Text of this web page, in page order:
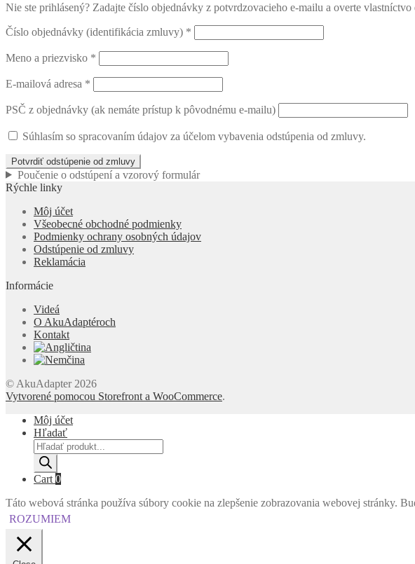
Nie ste prihlásený? Zadajte číslo objednávky z potvrdzovacieho e-mailu a overte
Číslo objednávky (identifikácia zmluvy) *
Meno a priezvisko *
E-mailová adresa *
PSČ z objednávky (ak nemáte prístup k pôvodnému e-mailu)
Súhlasím so spracovaním údajov za účelom vybavenia odstúpenia od zmluvy.
Potvrdiť odstúpenie od zmluvy
Poučenie o odstúpení a vzorový formulár
Rýchle linky
Môj účet
Všeobecné obchodné podmienky
Podmienky ochrany osobných údajov
Odstúpenie od zmluvy
Reklamácia
Informácie
Videá
O AkuAdaptéroch
Kontakt
© AkuAdapter 2026
Vytvorené pomocou Storefront a WooCommerce.
Môj účet
Hľadať
Products
search
Cart 0
Táto webová stránka používa súbory cookie na zlepšenie zobrazovania webovej stránky.
ROZUMIEM